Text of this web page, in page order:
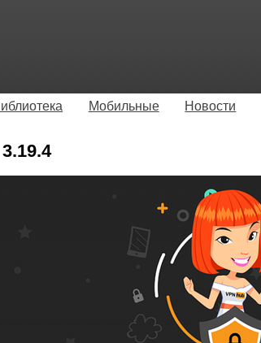
Мобильные Новости